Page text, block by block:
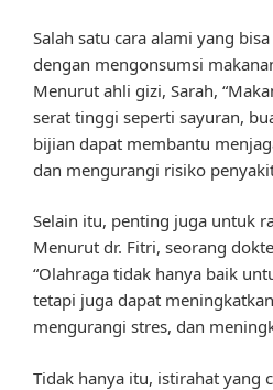
Salah satu cara alami yang
dengan mengonsumsi
Menurut ahli gizi, Sarah,
serat tinggi seperti sayuran,
bijian dapat membantu
dan mengurangi risiko
Selain itu, penting juga untuk
Menurut dr. Fitri, seorang
“Olahraga tidak hanya baik
tetapi juga dapat
mengurangi stres, dan
Tidak hanya itu, istirahat yang